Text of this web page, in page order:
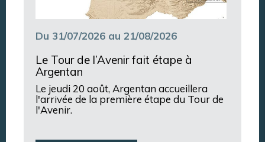
Du 31/07/2026 au 21/08/2026
Le Tour de l’Avenir fait étape à
Argentan
Le jeudi 20 août, Argentan accueillera
l'arrivée de la première étape du Tour de
l'Avenir.